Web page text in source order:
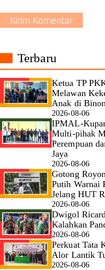
Kirim Komentar
Terbaru
Ketua TP
Melawan
Anak di
2026-08-06
IPMAL-
Multi-pihak
Perempuan
Jaya
2026-08-06
Gotong
Putih Warnai
Jelang HUT
2026-08-06
Dwigol
Kalahkan
2026-08-06
Perkuat Tata
Alor Lantik
2026-08-06